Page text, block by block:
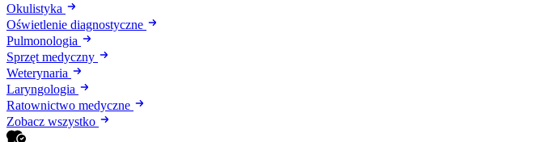
Okulistyka
Oświetlenie diagnostyczne
Pulmonologia
Sprzęt medyczny
Weterynaria
Laryngologia
Ratownictwo medyczne
Zobacz wszystko